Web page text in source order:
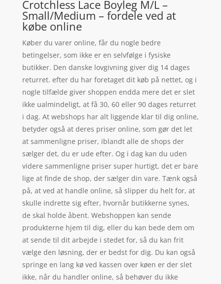
Crotchless Lace Boyleg M/L –
Small/Medium – fordele ved at
købe online
Køber du varer online, får du nogle bedre
betingelser, som ikke er en selvfølge i fysiske
butikker. Den danske lovgivning giver dig 14 dages
returret. efter du har foretaget dit køb på nettet, og i
nogle tilfælde giver shoppen endda mere det er slet
ikke ualmindeligt, at få 30, 60 eller 90 dages returret
i dag. At webshops har alt liggende klar til dig online,
betyder også at deres priser online, som gør det let
at sammenligne priser, iblandt alle de shops der
sælger det, du er ude efter. Og i dag kan du uden
videre sammenligne priser super hurtigt, det er bare
lige at finde de shop, der sælger din vare. Tænk også
på, at ved at handle online, så slipper du helt for, at
skulle indrette sig efter, hvornår butikkerne synes,
de skal holde åbent. Webshoppen kan sende
produkterne hjem til dig, eller du kan bede dem om
at sende til dit arbejde i stedet for, så du kan frit
vælge den løsning, der er bedst for dig. Du kan også
springe en lang kø ved kassen over køen er der slet
ikke, når du handler online, så behøver du ikke